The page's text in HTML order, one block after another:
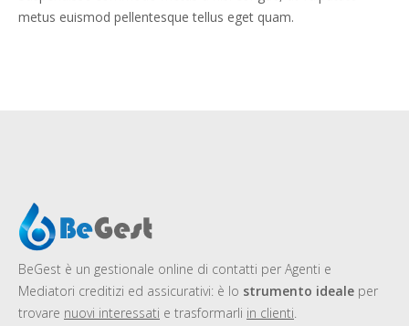
metus euismod pellentesque tellus eget quam.
BeGest è un gestionale online di contatti per Agenti e
Mediatori creditizi ed assicurativi: è lo strumento ideale per
trovare nuovi interessati e trasformarli in clienti